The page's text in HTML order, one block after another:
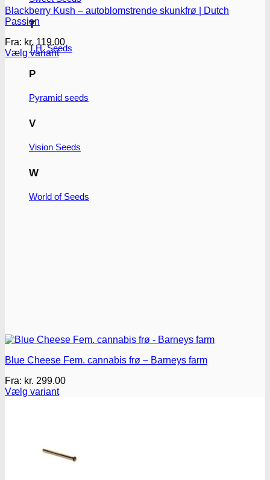
T
T.H. Seeds
P
Pyramid seeds
V
Vision Seeds
W
World of Seeds
Blackberry Kush – autoblomstrende skunkfrø | Dutch
Passion
Fra: kr. 119.00
Vælg variant
Mulighederne
Blue Cheese Fem. cannabis frø – Barneys farm
Fra: kr. 299.00
Vælg variant
Mulighederne